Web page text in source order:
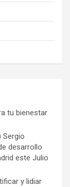
tu bienestar
Sergio
desarrollo
este Julio
y lidiar